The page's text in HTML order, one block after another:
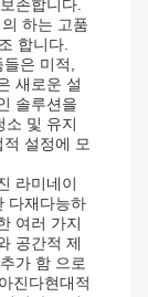
존합니다.
하는 고품
합니다.
은 미적,
새로운 설
솔루션을
소 및 유지
설정에 모
라미네이
다재다능하
여러 가지
공간적 제
가 함 으로
진다현대적